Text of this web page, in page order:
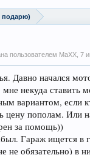
подарю)
пользователем MaXX, 7
Давно начался
некуда ставить
вариантом, если
цену пополам. Или
за помощь))
Гараж ищется в
не обязательно) в